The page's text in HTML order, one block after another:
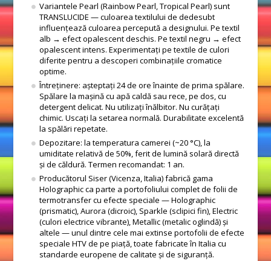
Variantele Pearl (Rainbow Pearl, Tropical Pearl) sunt
TRANSLUCIDE — culoarea textilului de dedesubt
influențează culoarea percepută a designului. Pe textil
alb → efect opalescent deschis. Pe textil negru → efect
opalescent intens. Experimentați pe textile de culori
diferite pentru a descoperi combinațiile cromatice
optime.
Întreținere: așteptați 24 de ore înainte de prima spălare.
Spălare la mașină cu apă caldă sau rece, pe dos, cu
detergent delicat. Nu utilizați înălbitor. Nu curățați
chimic. Uscați la setarea normală. Durabilitate excelentă
la spălări repetate.
Depozitare: la temperatura camerei (~20 °C), la
umiditate relativă de 50%, ferit de lumină solară directă
și de căldură. Termen recomandat: 1 an.
Producătorul Siser (Vicenza, Italia) fabrică gama
Holographic ca parte a portofoliului complet de folii de
termotransfer cu efecte speciale — Holographic
(prismatic), Aurora (dicroic), Sparkle (sclipici fin), Electric
(culori electrice vibrante), Metallic (metalic oglindă) și
altele — unul dintre cele mai extinse portofolii de efecte
speciale HTV de pe piață, toate fabricate în Italia cu
standarde europene de calitate și de siguranță.